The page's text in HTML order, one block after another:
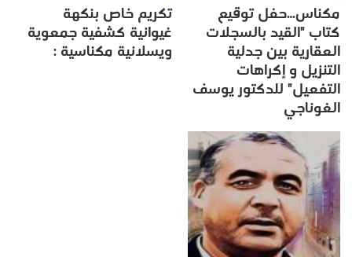
مكناس…حفل توقيع
كتاب "القيد بالسجلات
العقارية بين جدلية
التنزيل و إكراهات
التفعيل" للدكتور يوسف
الغوناجي
تكريم خاص بنكهة
غيوانية كشفية جمعوية
ويسلانية مكناسية :